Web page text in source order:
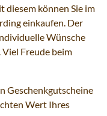
diesem können Sie im
einkaufen. Der
Wünsche
Viel Freude beim
Geschenkgutscheine
Wert Ihres